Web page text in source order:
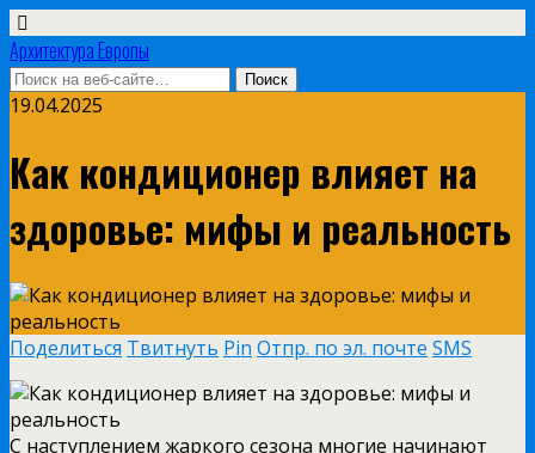
Архитектура Европы
19.04.2025
Как кондиционер влияет на
здоровье: мифы и реальность
Поделиться Твитнуть Pin Отпр. по эл. почте SMS
С наступлением жаркого сезона многие начинают